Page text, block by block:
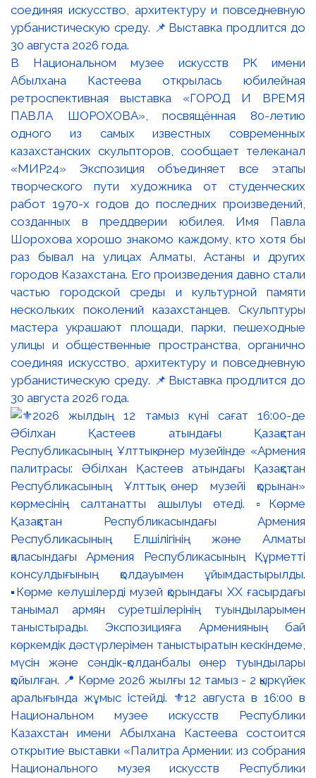
В Национальном музее искусств РК имени
Абылхана Кастеева открылась юбилейная
ретроспективная выставка «ГОРОД И ВРЕМЯ
ПАВЛА ШОРОХОВА», посвящённая 80-летию
одного из самых известных современных
казахстанских скульпторов, сообщает телеканал
«МИР24» Экспозиция объединяет все этапы
творческого пути художника от студенческих
работ 1970-х годов до последних произведений,
созданных в преддверии юбилея. Имя Павла
Шорохова хорошо знакомо каждому, кто хотя бы
раз бывал на улицах Алматы, Астаны и других
городов Казахстана. Его произведения давно стали
частью городской среды и культурной памяти
нескольких поколений казахстанцев. Скульптуры
мастера украшают площади, парки, пешеходные
улицы и общественные пространства, органично
соединяя искусство, архитектуру и повседневную
урбанистическую среду. 📌Выставка продлится до
30 августа 2026 года.